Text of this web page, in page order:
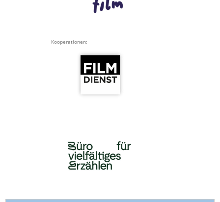
Kooperationen: